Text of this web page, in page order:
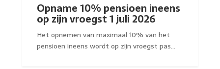
Opname 10% pensioen ineens
op zijn vroegst 1 juli 2026
Het opnemen van maximaal 10% van het
pensioen ineens wordt op zijn vroegst pas...